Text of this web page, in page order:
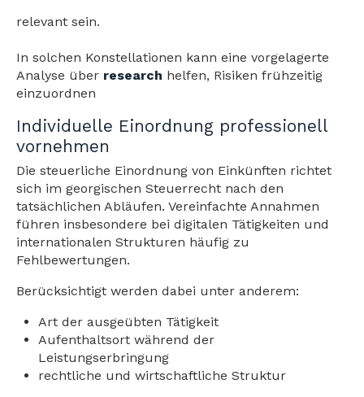
relevant sein.
In solchen Konstellationen kann eine vorgelagerte
Analyse über research helfen, Risiken frühzeitig
einzuordnen
Individuelle Einordnung professionell
vornehmen
Die steuerliche Einordnung von Einkünften richtet
sich im georgischen Steuerrecht nach den
tatsächlichen Abläufen. Vereinfachte Annahmen
führen insbesondere bei digitalen Tätigkeiten und
internationalen Strukturen häufig zu
Fehlbewertungen.
Berücksichtigt werden dabei unter anderem:
Art der ausgeübten Tätigkeit
Aufenthaltsort während der
Leistungserbringung
rechtliche und wirtschaftliche Struktur